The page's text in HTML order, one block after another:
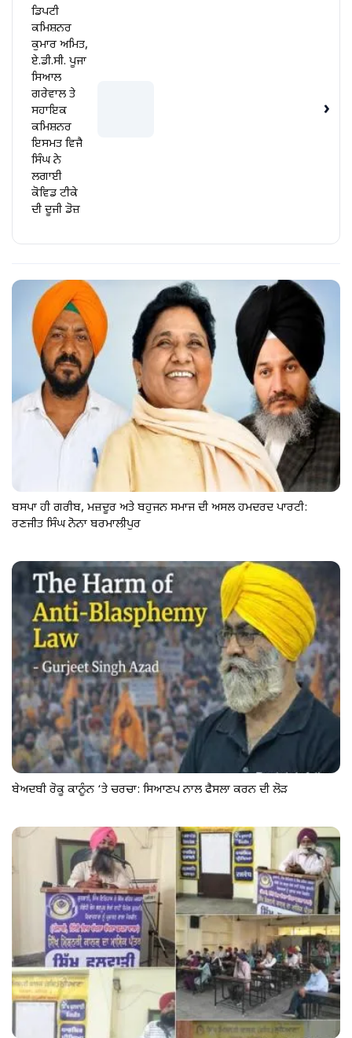
ਡਿਪਟੀ
ਕਮਿਸ਼ਨਰ
ਕੁਮਾਰ ਅਮਿਤ,
ਏ.ਡੀ.ਸੀ. ਪੂਜਾ
ਸਿਆਲ
ਗਰੇਵਾਲ ਤੇ
ਸਹਾਇਕ
ਕਮਿਸ਼ਨਰ
ਇਸਮਤ ਵਿਜੈ
ਸਿੰਘ ਨੇ
ਲਗਾਈ
ਕੋਵਿਡ ਟੀਕੇ
ਦੀ ਦੂਜੀ ਡੋਜ਼
›
ਬਸਪਾ ਹੀ ਗਰੀਬ, ਮਜ਼ਦੂਰ ਅਤੇ ਬਹੁਜਨ ਸਮਾਜ ਦੀ ਅਸਲ ਹਮਦਰਦ ਪਾਰਟੀ:
ਰਣਜੀਤ ਸਿੰਘ ਨੋਨਾ ਬਰਮਾਲੀਪੁਰ
ਬੇਅਦਬੀ ਰੋਕੂ ਕਾਨੂੰਨ ‘ਤੇ ਚਰਚਾ: ਸਿਆਣਪ ਨਾਲ ਫੈਸਲਾ ਕਰਨ ਦੀ ਲੋੜ